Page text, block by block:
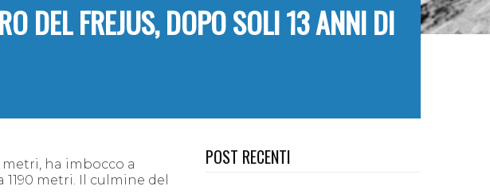
DEL FREJUS, DOPO SOLI 13 ANNI DI
metri, ha imbocco a
1190 metri. Il culmine del
POST RECENTI